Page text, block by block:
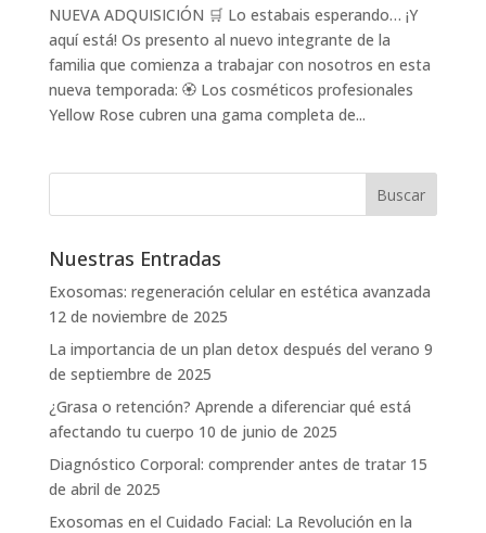
NUEVA ADQUISICIÓN 🛒 Lo estabais esperando… ¡Y
aquí está! Os presento al nuevo integrante de la
familia que comienza a trabajar con nosotros en esta
nueva temporada: 🏵️ Los cosméticos profesionales
Yellow Rose cubren una gama completa de...
Nuestras Entradas
Exosomas: regeneración celular en estética avanzada
12 de noviembre de 2025
La importancia de un plan detox después del verano 9
de septiembre de 2025
¿Grasa o retención? Aprende a diferenciar qué está
afectando tu cuerpo 10 de junio de 2025
Diagnóstico Corporal: comprender antes de tratar 15
de abril de 2025
Exosomas en el Cuidado Facial: La Revolución en la